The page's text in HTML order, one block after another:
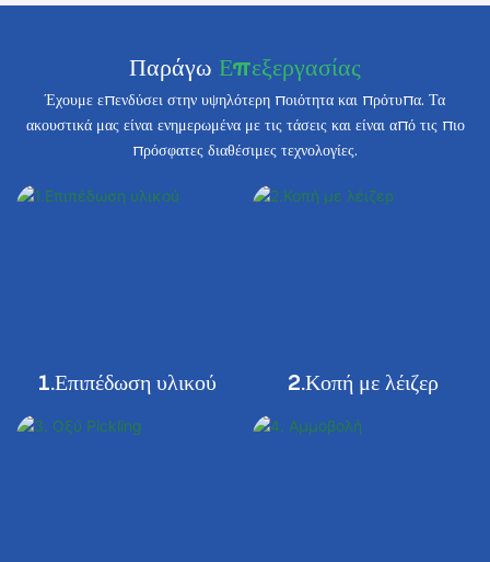
Παράγω Επεξεργασίας
Έχουμε επενδύσει στην υψηλότερη ποιότητα και πρότυπα. Τα
ακουστικά μας είναι ενημερωμένα με τις τάσεις και είναι από τις πιο
πρόσφατες διαθέσιμες τεχνολογίες.
1.Επιπέδωση υλικού 2.Κοπή με λέιζερ